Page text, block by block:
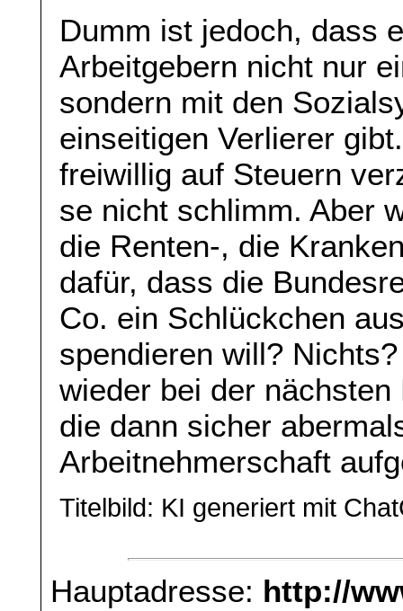
Dumm ist jedoch, dass
Arbeitgebern nicht nur
sondern mit den
einseitigen Verlierer
freiwillig auf Steuern
se nicht schlimm. Aber
die Renten-, die
dafür, dass die
Co. ein Schlückchen
spendieren will?
wieder bei der
die dann sicher
Arbeitnehmerschaft
Titelbild: KI generiert mit
Hauptadresse: http://